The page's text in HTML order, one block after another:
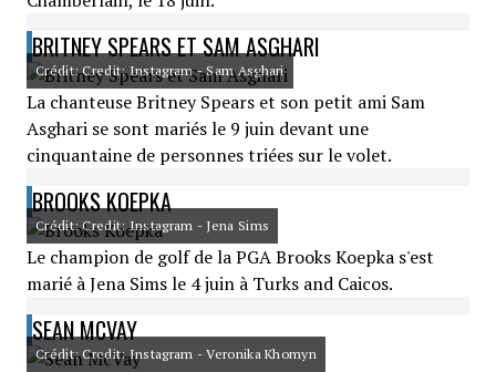
BRITNEY SPEARS ET SAM ASGHARI
Crédit: Credit: Instagram - Sam Asghari
La chanteuse Britney Spears et son petit ami Sam
Asghari se sont mariés le 9 juin devant une
cinquantaine de personnes triées sur le volet.
BROOKS KOEPKA
Crédit: Credit: Instagram - Jena Sims
Le champion de golf de la PGA Brooks Koepka s'est
marié à Jena Sims le 4 juin à Turks and Caicos.
SEAN MCVAY
Crédit: Credit: Instagram - Veronika Khomyn